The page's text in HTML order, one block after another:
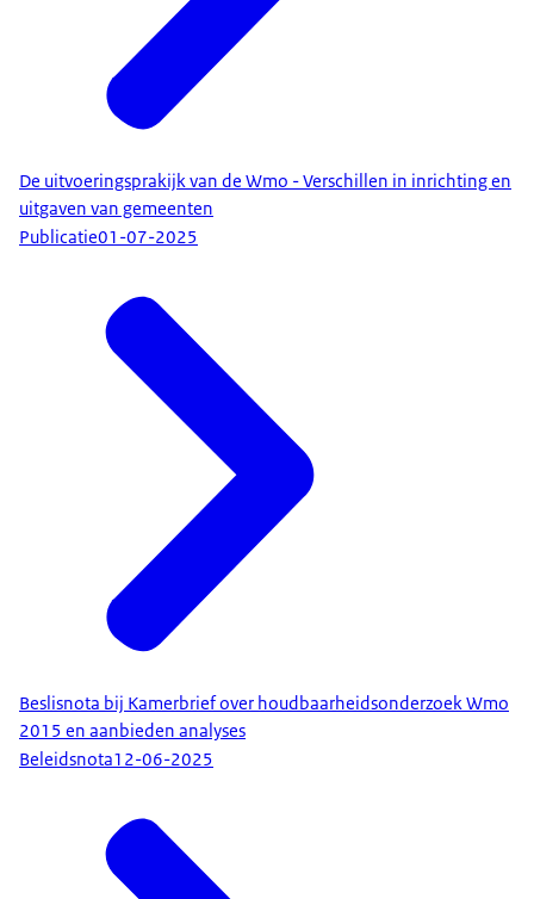
De uitvoeringsprakijk van de Wmo - Verschillen in inrichting en
uitgaven van gemeenten
Publicatie01-07-2025
Beslisnota bij Kamerbrief over houdbaarheidsonderzoek Wmo
2015 en aanbieden analyses
Beleidsnota12-06-2025